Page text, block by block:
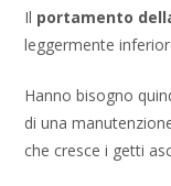
Il portamento
leggermente
Hanno bisogno
di una
che cresce i getti